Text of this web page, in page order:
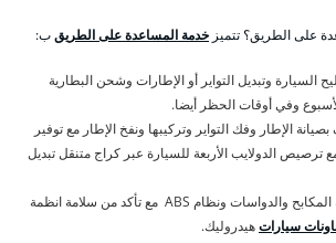
على الطريق؟ تتميز خدمة المساعدة على الطريقب:
السيارة وتبديل التواير أو الإطارات وشحن البطارية
وفي أوقات الحظر أيضا.
الإطار وفك التواير وتركيبها ونفخ الإطار مع توفير
الدولايب الأربعة للسيارة عبر كراج متنقل تبديل
نعمل أيضا على فحص أنظمة المكابح والدواسات ونظام ABS مع تأكد من سلامة انظمة
سياراتهيدروليك.